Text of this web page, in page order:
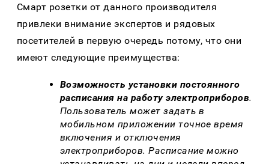
Смарт розетки от данного производителя
привлеки внимание экспертов и рядовых
посетителей в первую очередь потому, что они
имеют следующие преимущества:
Возможность установки постоянного
расписания на работу электроприборов.
Пользователь может задать в
мобильном приложении точное время
включения и отключения
электроприборов. Расписание можно